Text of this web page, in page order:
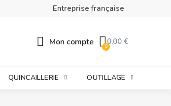
Entreprise française
Mon compte 0,00 €
QUINCAILLERIE OUTILLAGE